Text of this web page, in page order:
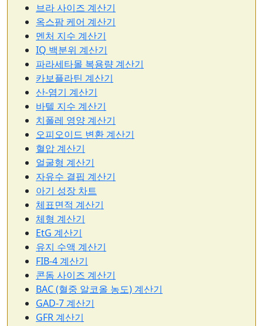
브라 사이즈 계산기
옥스팜 케어 계산기
멘처 지수 계산기
IQ 백분위 계산기
파라세타몰 복용량 계산기
카보플라틴 계산기
산-염기 계산기
바텔 지수 계산기
치폴레 영양 계산기
오피오이드 변환 계산기
혈압 계산기
얼굴형 계산기
자유수 결핍 계산기
아기 성장 차트
체표면적 계산기
체형 계산기
EtG 계산기
유지 수액 계산기
FIB-4 계산기
콘돔 사이즈 계산기
BAC (혈중 알코올 농도) 계산기
GAD-7 계산기
GFR 계산기